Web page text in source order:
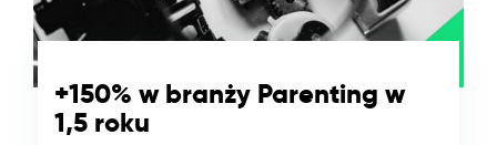
+150% w branży Parenting w
1,5 roku